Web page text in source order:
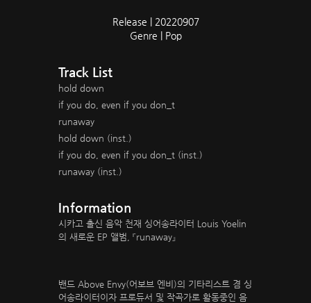
Release | 20220907
Genre | Pop
Track List
hold down
if you do, even if you don_t
runaway
hold down (inst.)
if you do, even if you don_t (inst.)
runaway (inst.)
Information
시카고 출신 음악 천재 싱어송라이터 Louis Yoelin
의 새로운 EP 앨범, 『runaway』
밴드 Above Envy(어보브 엔비)의 기타리스트 겸 싱
어송라이터이자 프로듀서 및 작곡가로 활동중인 음